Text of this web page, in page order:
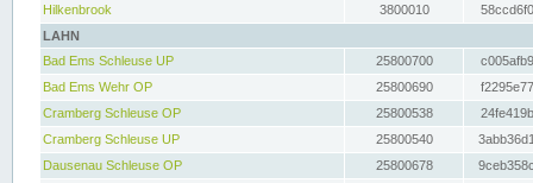
Hilkenbrook
3800010
LAHN
Bad Ems Schleuse UP
25800700
Bad Ems Wehr OP
25800690
Cramberg Schleuse OP
25800538
Cramberg Schleuse UP
25800540
Dausenau Schleuse OP
25800678